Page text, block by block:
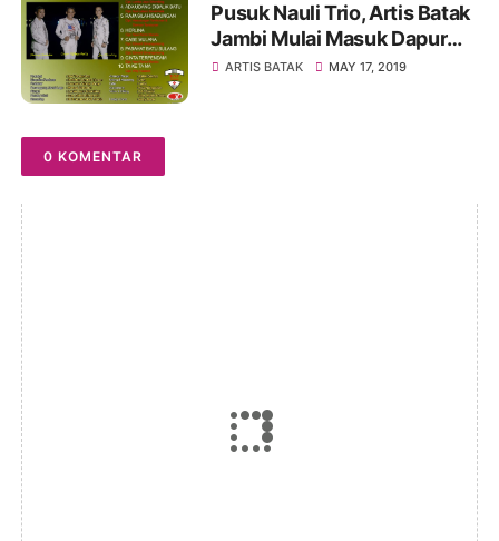
Pusuk Nauli Trio, Artis Batak
Jambi Mulai Masuk Dapur
Rekaman
ARTIS BATAK MAY 17, 2019
0 KOMENTAR